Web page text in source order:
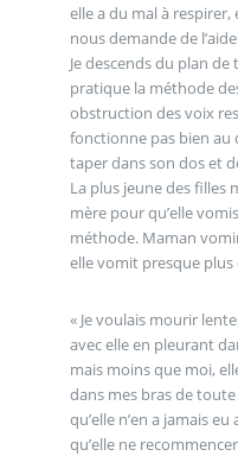
elle a du mal à
nous demande de
Je descends du plan de
pratique la méthode
obstruction des voix
fonctionne pas bien au
taper dans son dos et
La plus jeune des filles
mère pour qu’elle
méthode. Maman
elle vomit presque plus
« Je voulais mourir
avec elle en pleurant
mais moins que moi,
dans mes bras de
qu’elle n’en a jamais
qu’elle ne